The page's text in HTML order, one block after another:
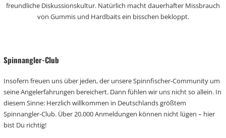
freundliche Diskussionskultur. Natürlich macht dauerhafter Missbrauch
von Gummis und Hardbaits ein bisschen bekloppt.
Spinnangler-Club
Insofern freuen uns über jeden, der unsere Spinnfischer-Community um
seine Angelerfahrungen bereichert. Dann fühlen wir uns nicht so allein. In
diesem Sinne: Herzlich willkommen in Deutschlands größtem
Spinnangler-Club. Über 20.000 Anmeldungen können nicht lügen – hier
bist Du richtig!